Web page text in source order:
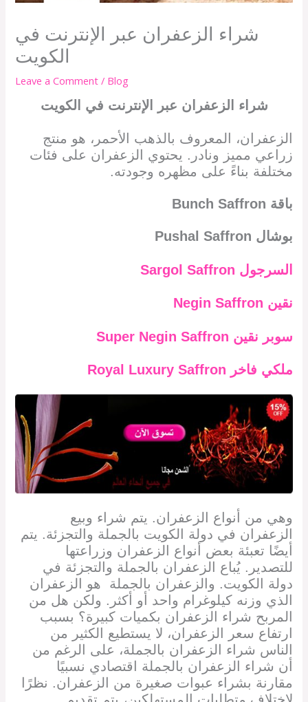
شراء الزعفران عبر الإنترنت في
الكويت
Leave a Comment / Blog
شراء الزعفران عبر الإنترنت في الكويت
الزعفران، المعروف بالذهب الأحمر، هو منتج
زراعي مميز ونادر. يحتوي الزعفران على فئات
مختلفة بناءً على مظهره وجودته.
باقة Bunch Saffron
بوشال Pushal Saffron
السرجول Sargol Saffron
نقين Negin Saffron
سوبر نقين Super Negin Saffron
ملكي فاخر Royal Luxury Saffron
وهي من أنواع الزعفران. يتم شراء وبيع
الزعفران في دولة الكويت بالجملة والتجزئة. يتم
أيضًا تعبئة بعض أنواع الزعفران وزراعتها
للتصدير. يُباع الزعفران بالجملة والتجزئة في
دولة الكويت. والزعفران بالجملة هو الزعفران
الذي وزنه كيلوغرام واحد أو أكثر. ولكن هل من
المربح شراء الزعفران بكميات كبيرة؟ بسبب
ارتفاع سعر الزعفران، لا يستطيع الكثير من
الناس شراء الزعفران بالجملة، على الرغم من
أن شراء الزعفران بالجملة اقتصادي نسبيًا
مقارنة بشراء عبوات صغيرة من الزعفران. نظرًا